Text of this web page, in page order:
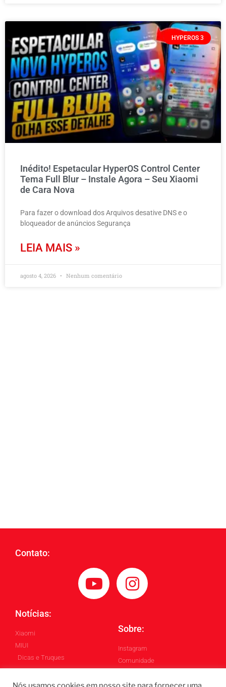
HYPEROS 3
Inédito! Espetacular HyperOS Control Center
Tema Full Blur – Instale Agora – Seu Xiaomi
de Cara Nova
Para fazer o download dos Arquivos desative DNS e o
bloqueador de anúncios Segurança
LEIA MAIS »
agosto 4, 2026 Nenhum comentário
Contato:
Notícias:
Xiaomi
MIUI
Dicas e Truques
Sobre:
Instagram
Comunidade